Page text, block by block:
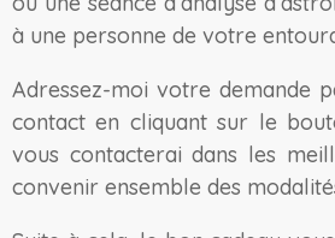
à une personne de votre
Adressez-moi votre demande
contact en cliquant sur le
vous contacterai dans les
convenir ensemble des